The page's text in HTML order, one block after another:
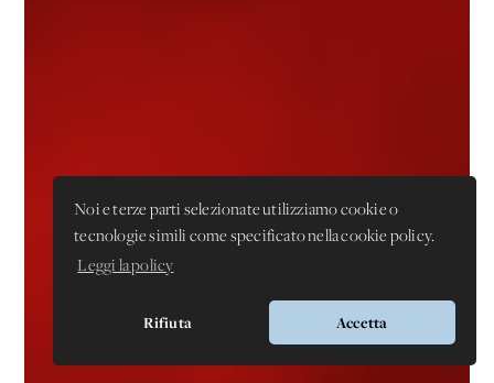
Noi e terze parti selezionate utilizziamo cookie o
tecnologie simili come specificato nella cookie policy.
Leggi la policy
Rifiuta Accetta